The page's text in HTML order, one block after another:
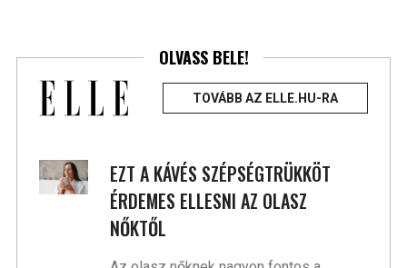
OLVASS BELE!
TOVÁBB AZ ELLE.HU-RA
EZT A KÁVÉS SZÉPSÉGTRÜKKÖT
ÉRDEMES ELLESNI AZ OLASZ
NŐKTŐL